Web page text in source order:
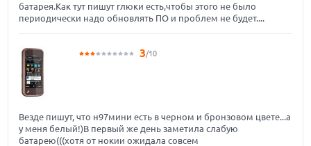
батарея.Как тут пишут глюки есть,чтобы этого не было
периодически надо обновлять ПО и проблем не будет....
3/10
Везде пишут, что н97мини есть в черном и бронзовом цвете...а
у меня белый!)В первый же день заметила слабую
батарею(((хотя от нокии ожидала совсем